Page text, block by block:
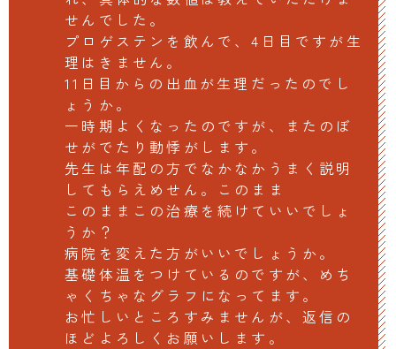
せんでした。
プロゲステンを飲んで、4日目ですが生
理はきません。
11日目からの出血が生理だったのでし
ょうか。
一時期よくなったのですが、またのぼ
せがでたり動悸がします。
先生は年配の方でなかなかうまく説明
してもらえめせん。このまま
このままこの治療を続けていいでしょ
うか？
病院を変えた方がいいでしょうか。
基礎体温をつけているのですが、めち
ゃくちゃなグラフになってます。
お忙しいところすみませんが、返信の
ほどよろしくお願いします。